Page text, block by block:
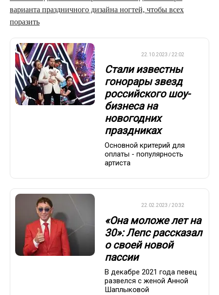
варианта праздничного дизайна ногтей, чтобы всех
поразить
22.10.2023 / 22:02
Стали известны
гонорары звезд
российского шоу-
бизнеса на
новогодних
праздниках
Основной критерий для
оплаты - популярность
артиста
22.02.2023 / 20:32
«Она моложе лет на
30»: Лепс рассказал
о своей новой
пассии
В декабре 2021 года певец
развелся с женой Анной
Шаплыковой